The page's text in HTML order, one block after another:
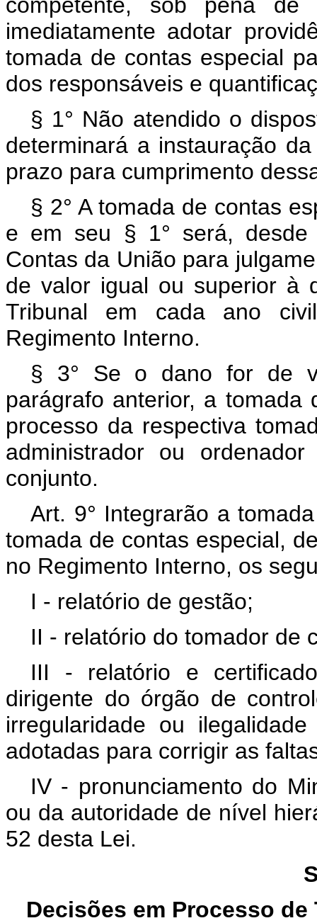
imediatamente adotar
tomada de contas especial
dos responsáveis e
§ 1° Não atendido o
determinará a instauração
prazo para cumprimento
§ 2° A tomada de contas
e em seu § 1° será, desde
Contas da União para
de valor igual ou superior à
Tribunal em cada ano
Regimento Interno.
§ 3° Se o dano for de
parágrafo anterior, a tomada
processo da respectiva
administrador ou
conjunto.
Art. 9° Integrarão a
tomada de contas especial,
no Regimento Interno, os
I - relatório de gestão;
II - relatório do tomador de
III - relatório e
dirigente do órgão de
irregularidade ou
adotadas para corrigir as
IV - pronunciamento do
ou da autoridade de nível
52 desta Lei.
Decisões em Processo